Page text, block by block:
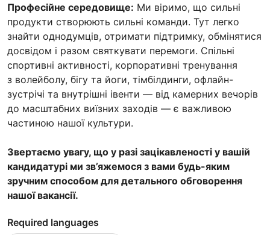
Професійне середовище: Ми віримо, що сильні
продукти створюють сильні команди. Тут легко
знайти однодумців, отримати підтримку, обмінятися
досвідом і разом святкувати перемоги. Спільні
спортивні активності, корпоративні тренування
з волейболу, бігу та йоги, тімбілдинги, офлайн-
зустрічі та внутрішні івенти — від камерних вечорів
до масштабних виїзних заходів — є важливою
частиною нашої культури.
Звертаємо увагу, що у разі зацікавленості у вашій
кандидатурі ми зв’яжемося з вами будь-яким
зручним способом для детального обговорення
нашої вакансії.
Required languages